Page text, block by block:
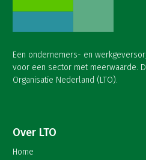
Een ondernemers- en
voor een sector met meerwaarde.
Organisatie Nederland (LTO).
Over LTO
Home